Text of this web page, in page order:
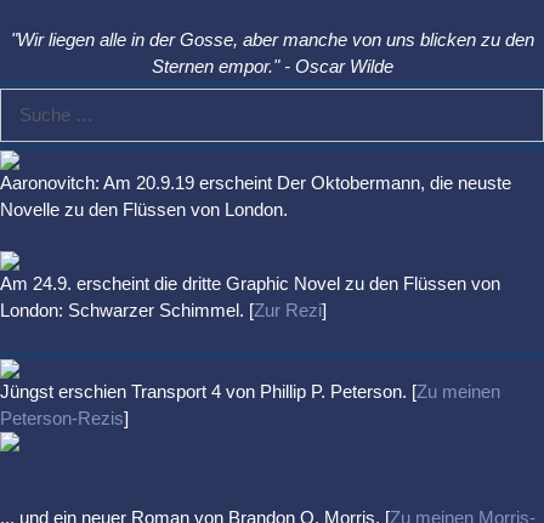
"Wir liegen alle in der Gosse, aber manche von uns blicken zu den
Sternen empor." - Oscar Wilde
nach:
Aaronovitch: Am 20.9.19 erscheint Der Oktobermann, die neuste
Novelle zu den Flüssen von London.
Am 24.9. erscheint die dritte Graphic Novel zu den Flüssen von
London: Schwarzer Schimmel. [Zur Rezi]
Jüngst erschien Transport 4 von Phillip P. Peterson. [Zu meinen
Peterson-Rezis]
... und ein neuer Roman von Brandon Q. Morris. [Zu meinen Morris-